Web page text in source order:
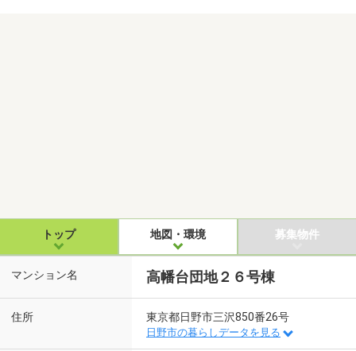
トップ 地図・環境 募集物件
マンション名 高幡台団地２６号棟
住所 東京都日野市三沢850番26号
日野市の暮らしデータを見る